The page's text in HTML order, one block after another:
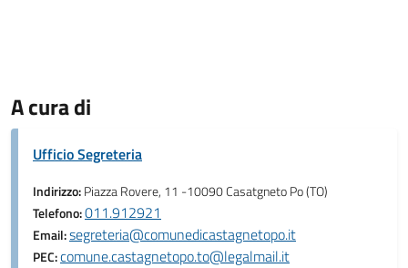
A cura di
Ufficio Segreteria
Indirizzo:Piazza Rovere, 11 -10090 Casatgneto Po (TO)
Telefono:011.912921
Email:segreteria@comunedicastagnetopo.it
PEC:comune.castagnetopo.to@legalmail.it